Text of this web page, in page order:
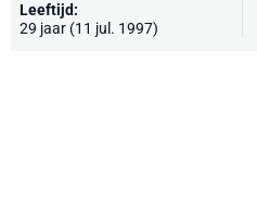
Leeftijd:
29 jaar (11 jul. 1997)